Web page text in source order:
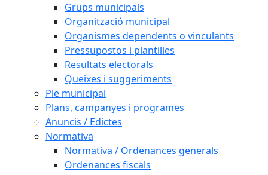
Grups municipals
Organització municipal
Organismes dependents o vinculants
Pressupostos i plantilles
Resultats electorals
Queixes i suggeriments
Ple municipal
Plans, campanyes i programes
Anuncis / Edictes
Normativa
Normativa / Ordenances generals
Ordenances fiscals